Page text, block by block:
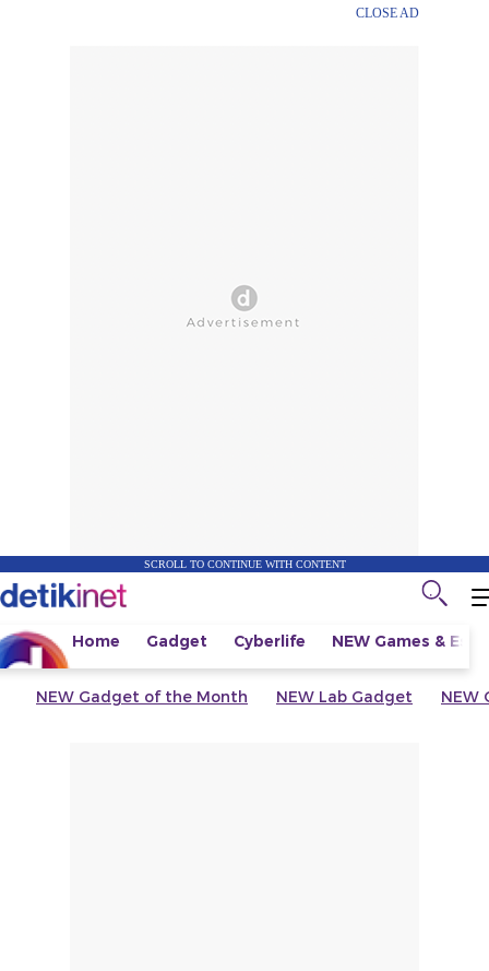
CLOSE AD
SCROLL TO CONTINUE WITH CONTENT
Home Gadget Cyberlife NEW Games &
NEW Gadget of the Month NEW Lab Gadget NEW